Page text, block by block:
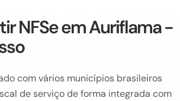
NFSe em Auriflama -
com vários municípios brasileiros
de serviço de forma integrada com